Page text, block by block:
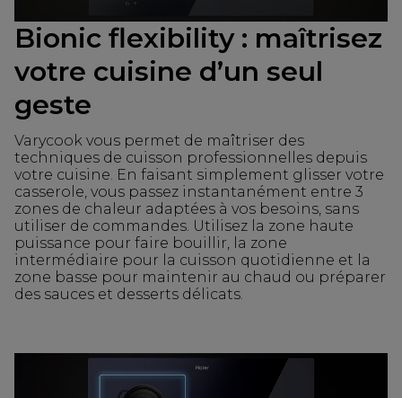
Bionic flexibility : maîtrisez
votre cuisine d’un seul
geste
Varycook vous permet de maîtriser des
techniques de cuisson professionnelles depuis
votre cuisine. En faisant simplement glisser votre
casserole, vous passez instantanément entre 3
zones de chaleur adaptées à vos besoins, sans
utiliser de commandes. Utilisez la zone haute
puissance pour faire bouillir, la zone
intermédiaire pour la cuisson quotidienne et la
zone basse pour maintenir au chaud ou préparer
des sauces et desserts délicats.